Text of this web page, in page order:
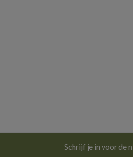
Schrijf je in voor de
Nieuwsbrief